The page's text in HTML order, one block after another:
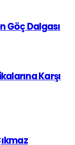
Göç Dalgası
Karşı